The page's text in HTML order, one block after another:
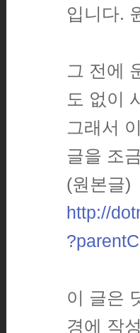
입니다.
그 전에
도 없이
그래서
글을 조
(원본글)
http://
이 글은
경에 작